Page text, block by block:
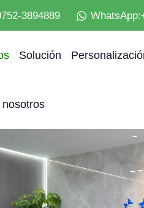
3894889
Solución